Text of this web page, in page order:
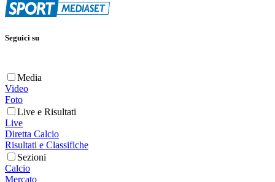
Seguici su
Media
Video
Foto
Live e Risultati
Live
Diretta Calcio
Risultati e Classifiche
Sezioni
Calcio
Mercato